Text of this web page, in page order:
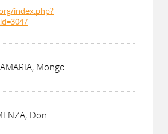
index.php?
Mongo
Don